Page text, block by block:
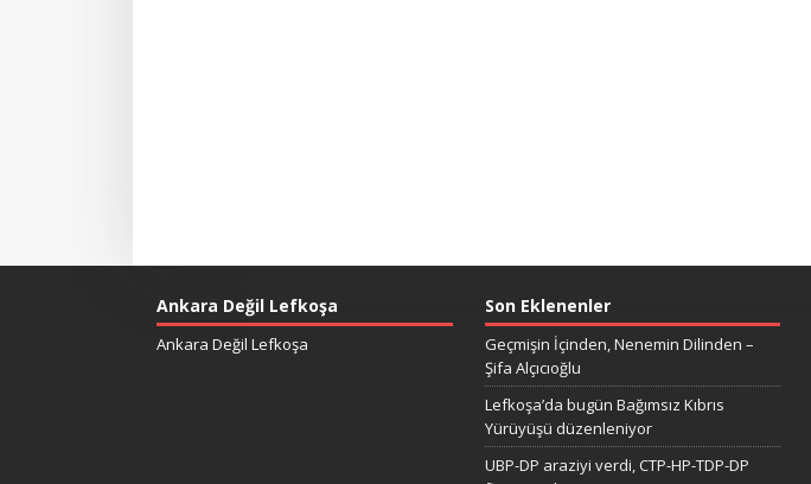
Ankara Değil Lefkoşa
Ankara Değil Lefkoşa
Son Eklenenler
Geçmişin İçinden, Nenemin Dilinden –
Şifa Alçıcıoğlu
Lefkoşa’da bugün Bağımsız Kıbrıs
Yürüyüşü düzenleniyor
UBP-DP araziyi verdi, CTP-HP-TDP-DP